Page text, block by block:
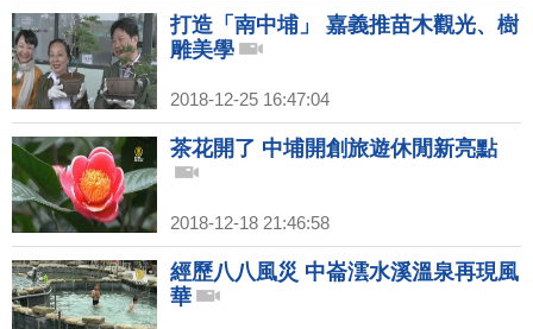
打造「南中埔」 嘉義推苗木觀光、樹
雕美學
2018-12-25 16:47:04
茶花開了 中埔開創旅遊休閒新亮點
2018-12-18 21:46:58
經歷八八風災 中崙澐水溪溫泉再現風
華